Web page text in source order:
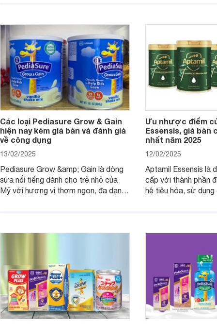
dưỡng có gì đặc biệt? Giá sữa
Meadow Fresh trên thị trường hiện
nay ra sao? Hãy cùng tìm hiểu ngay.
hơn so với các
4 yếu tố sau.
Các loại Pediasure Grow & Gain
hiện nay kèm giá bán và đánh giá
về công dụng
13/02/2025
Pediasure Grow &amp; Gain là dòng
sữa nổi tiếng dành cho trẻ nhỏ của
Mỹ với hương vị thơm ngon, đa dạng
Pediasure Grow &amp; Gain hiện nay
Ưu nhược điểm
Essensis, giá bán
nhất năm 2025
12/02/2025
Aptamil Essensis là
cấp với thành phần
hệ tiêu hóa, sử
cùng Websosanh.vn